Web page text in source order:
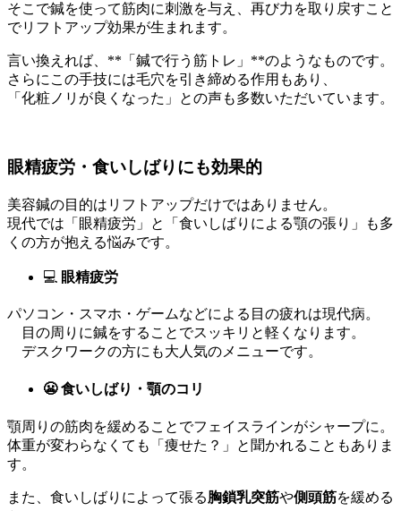
そこで鍼を使って筋肉に刺激を与え、再び力を取り戻すこと
でリフトアップ効果が生まれます。
言い換えれば、**「鍼で行う筋トレ」**のようなものです。
さらにこの手技には毛穴を引き締める作用もあり、
「化粧ノリが良くなった」との声も多数いただいています。
眼精疲労・食いしばりにも効果的
美容鍼の目的はリフトアップだけではありません。
現代では「眼精疲労」と「食いしばりによる顎の張り」も多
くの方が抱える悩みです。
💻 眼精疲労
パソコン・スマホ・ゲームなどによる目の疲れは現代病。
目の周りに鍼をすることでスッキリと軽くなります。
デスクワークの方にも大人気のメニューです。
😬食いしばり・顎のコリ
顎周りの筋肉を緩めることでフェイスラインがシャープに。
体重が変わらなくても「痩せた？」と聞かれることもありま
す。
また、食いしばりによって張る胸鎖乳突筋や側頭筋を緩める